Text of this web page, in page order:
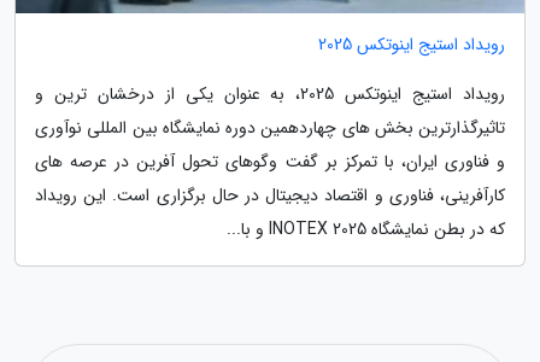
رویداد استیج اینوتکس 2025
رویداد استیج اینوتکس 2025، به عنوان یکی از درخشان ترین و
تاثیرگذارترین بخش های چهاردهمین دوره نمایشگاه بین المللی نوآوری
و فناوری ایران، با تمرکز بر گفت وگوهای تحول آفرین در عرصه های
کارآفرینی، فناوری و اقتصاد دیجیتال در حال برگزاری است. این رویداد
که در بطن نمایشگاه INOTEX 2025 و با...